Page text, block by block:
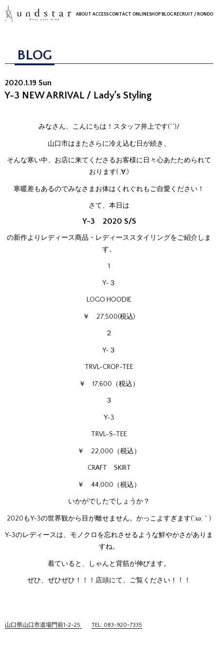
ABOUT ACCESSCONTACT ONLINESHOP BLOG RECRUIT / RONDO
BLOG
2020.1.19 Sun
Y-3 NEW ARRIVAL / Lady’s Styling
みなさん、こんにちは！スタッフ井上です(^^)/
山口市はまたさらに冷え込む日が続き、
そんな寒い中、お店に来てくださるお客様に日々心あたためられて
おります( ;∀;)
寒暖差もあるのでみなさまお体はくれぐれもご自愛ください！
さて、本日は
Y-3 2020 S/S
の新作よりレディース商品・レディーススタイリングをご紹介しま
す。
1
Y-３
LOGO HOODIE
￥ 27,500(税込)
２
Y-３
TRVL-CROP-TEE
￥ 17,600（税込）
３
Y-3
TRVL-S-TEE
￥ 22,000（税込）
CRAFT SKIRT
￥ 44,000（税込）
いかがでしたでしょうか？
2020もY-3の世界観から目が離せません。かっこよすぎます(´;ω;｀)
Y-3のレディースは、モノクロを忘れさせるような鮮やかさがありま
すね。
着ていると、しゃんと背筋が伸びます。
ぜひ、ぜひぜひ！！！店頭にて、ご覧ください！！！
山口県山口市道場門前1-2-25 TEL: 083-920-7335